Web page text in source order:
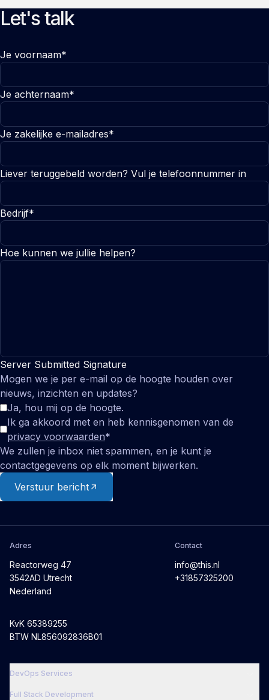
Let's talk
Je voornaam*
Je achternaam*
Je zakelijke e-mailadres*
Liever teruggebeld worden? Vul je telefoonnummer in
Bedrijf*
Hoe kunnen we jullie helpen?
Server Submitted Signature
Mogen we je per e-mail op de hoogte houden over
nieuws, inzichten en updates?
Ja, hou mij op de hoogte.
Ik ga akkoord met en heb kennisgenomen van de
privacy voorwaarden*
We zullen je inbox niet spammen, en je kunt je
contactgegevens op elk moment bijwerken.
Verstuur bericht
Adres
Reactorweg 47
3542AD Utrecht
Nederland
Contact
info@this.nl
+31857325200
KvK 65389255
BTW NL856092836B01
DevOps Services
Full Stack Development